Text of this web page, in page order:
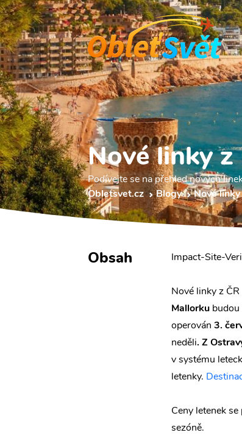
Nové linky z
Podívejte se na přehled nových
Obletsvet.cz
Blogy Nové
Obsah Impact-Site-
Nové linky z
Mallorku
operován 3.
neděli. Z
v systému
letenky.
Ceny letenek
sezóně.